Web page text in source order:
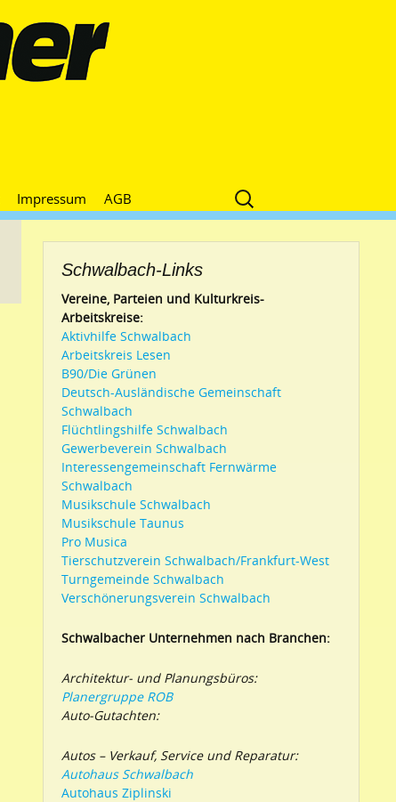
Impressum AGB
Suche
nach:
Schwalbach-Links
Vereine, Parteien und Kulturkreis-
Arbeitskreise:
Aktivhilfe Schwalbach
Arbeitskreis Lesen
B90/Die Grünen
Deutsch-Ausländische Gemeinschaft
Schwalbach
Flüchtlingshilfe Schwalbach
Gewerbeverein Schwalbach
Interessengemeinschaft Fernwärme
Schwalbach
Musikschule Schwalbach
Musikschule Taunus
Pro Musica
Tierschutzverein Schwalbach/Frankfurt-West
Turngemeinde Schwalbach
Verschönerungsverein Schwalbach
Schwalbacher Unternehmen nach Branchen:
Architektur- und Planungsbüros:
Planergruppe ROB
Auto-Gutachten:
Autos – Verkauf, Service und Reparatur:
Autohaus Schwalbach
Autohaus Ziplinski